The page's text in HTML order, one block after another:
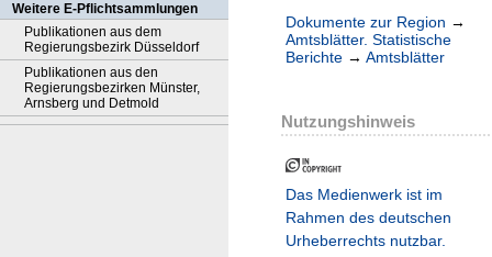
Weitere E-Pflichtsammlungen
Publikationen aus dem
Regierungsbezirk Düsseldorf
Publikationen aus den
Regierungsbezirken Münster,
Arnsberg und Detmold
Dokumente zur Region →
Amtsblätter. Statistische
Berichte → Amtsblätter
Nutzungshinweis
Das Medienwerk ist im
Rahmen des deutschen
Urheberrechts nutzbar.